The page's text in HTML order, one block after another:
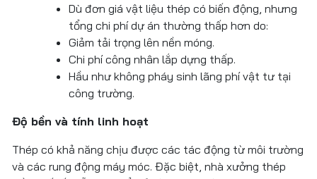
Dù đơn giá vật liệu thép có biến động, nhưng
tổng chi phí dự án thường thấp hơn do:
Giảm tải trọng lên nền móng.
Chi phí công nhân lắp dựng thấp.
Hầu như không pháy sinh lãng phí vật tư tại
công trường.
Độ bền và tính linh hoạt
Thép có khả năng chịu được các tác động từ môi trường
và các rung động máy móc. Đặc biệt, nhà xưởng thép